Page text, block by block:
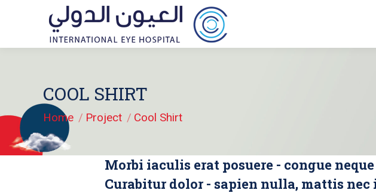
COOL SHIRT
You are here:
Home Project Cool Shirt
Morbi iaculis erat posuere - congue
Curabitur dolor - sapien nulla, mattis